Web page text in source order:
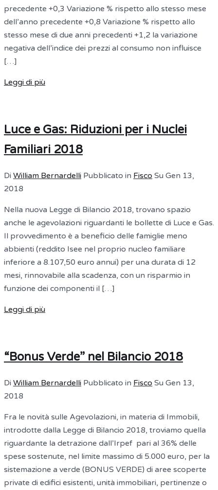
precedente +0,3 Variazione % rispetto allo stesso mese
dell’anno precedente +0,8 Variazione % rispetto allo
stesso mese di due anni precedenti +1,2 la variazione
negativa dell’indice dei prezzi al consumo non influisce
[…]
Leggi di più
Luce e Gas: Riduzioni per i Nuclei
Familiari 2018
Di William Bernardelli Pubblicato in Fisco Su Gen 13,
2018
Nella nuova Legge di Bilancio 2018, trovano spazio
anche le agevolazioni riguardanti le bollette di Luce e Gas.
Il provvedimento è a beneficio delle famiglie meno
abbienti (reddito Isee nel proprio nucleo familiare
inferiore a 8.107,50 euro annui) per una durata di 12
mesi, rinnovabile alla scadenza, con un risparmio in
funzione dei componenti il […]
Leggi di più
“Bonus Verde” nel Bilancio 2018
Di William Bernardelli Pubblicato in Fisco Su Gen 13,
2018
Fra le novità sulle Agevolazioni, in materia di Immobili,
introdotte dalla Legge di Bilancio 2018, troviamo quella
riguardante la detrazione dall’Irpef pari al 36% delle
spese sostenute, nel limite massimo di 5.000 euro, per la
sistemazione a verde (BONUS VERDE) di aree scoperte
private di edifici esistenti, unità immobiliari, pertinenze o